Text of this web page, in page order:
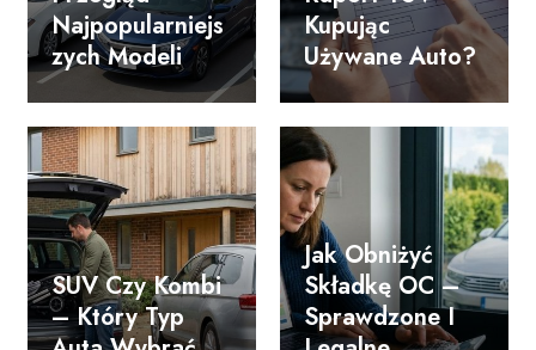
Najpopularniejs
Zych Modeli
Kupując
Używane Auto?
SUV Czy Kombi
– Który Typ
Jak Obniżyć
Składkę OC –
Sprawdzone I